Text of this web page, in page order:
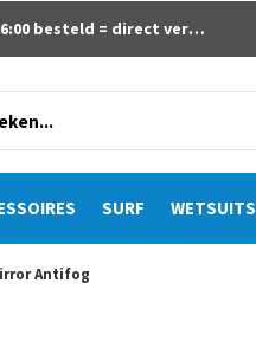
SURF WETSUITS
besteld = direct verzonden
Antifog